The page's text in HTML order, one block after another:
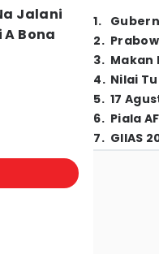
Jalani
Bona
1.
2.
3. Makan
4. Nilai
5. 17
6. Piala
7. GIIAS